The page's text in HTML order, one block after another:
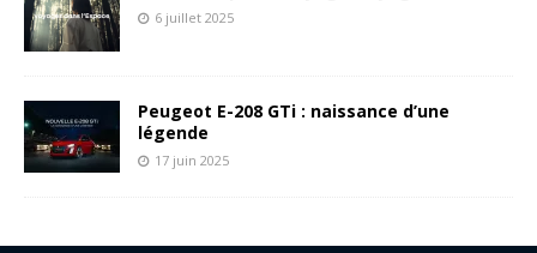
6 juillet 2025
Peugeot E-208 GTi : naissance d’une
légende
17 juin 2025